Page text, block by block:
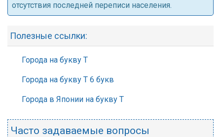
отсутствия последней переписи населения.
Полезные ссылки:
Города на букву Т
Города на букву Т 6 букв
Города в Японии на букву Т
Часто задаваемые вопросы